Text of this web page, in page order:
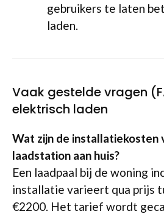
gebruikers te laten
laden.
Vaak gestelde vragen
elektrisch laden
Wat zijn de installatiekosten
laadstation aan huis?
Een laadpaal bij de woning
installatie varieert qua prijs
€2200. Het tarief wordt